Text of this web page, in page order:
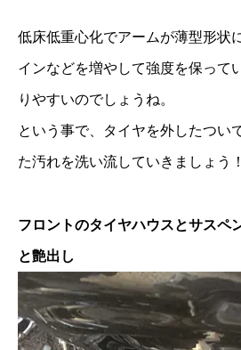
低床低重心化でアームが薄型形状
インなどを増やして強度を保って
りやすいのでしょうね。
という事で、タイヤを外したつい
た汚れを洗い流していきましょう！
フロントのタイヤハウスとサスペ
と艶出し